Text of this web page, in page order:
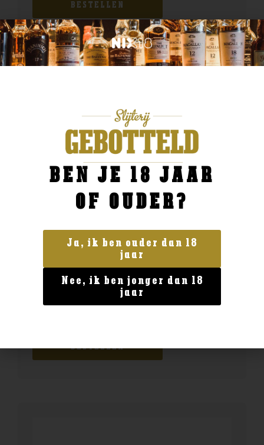
BESTELLEN
Geen categorie
Enate 234 Chardonnay Magnum
BESTELLEN
BEN JE 18 JAAR
OF OUDER?
Ja, ik ben ouder dan 18
jaar
Nee, ik ben jonger dan 18
jaar